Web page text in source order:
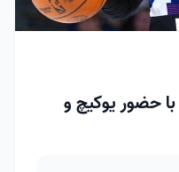
معرفی تیم اول فصل NBA با حضور یوکیچ و